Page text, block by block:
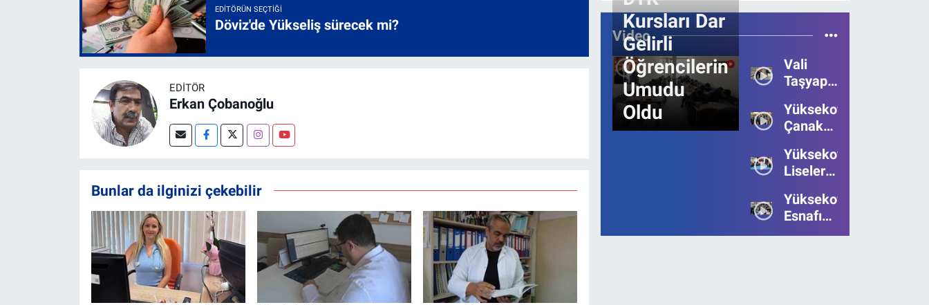
EDITÖRÜN SEÇTIĞI
Döviz'de Yükseliş sürecek mi?
EDITÖR
Erkan Çobanoğlu
Bunlar da ilginizi çekebilir
Video
Kursları Dar
Gelirli
Öğrencilerin
Umudu
Oldu
Vali
Taşyapan,
Bölgesinde
İncelemelerde
Bulundu
Yüksekova’da
Çanakkale
111.Yılı
Kutlandı
Yüksekova’da
Liseler
Bilgi
Yarışmasının
Birincisi
Yüksekova
Esnafı
Bayrama